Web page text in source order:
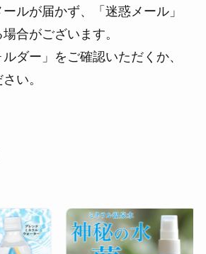
ルが届かず、「迷惑メール」
合がございます。
ルダー」をご確認いただくか、
い。